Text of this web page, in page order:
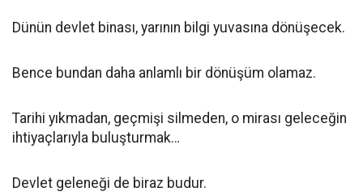
Dünün devlet binası, yarının bilgi yuvasına dönüşecek.
Bence bundan daha anlamlı bir dönüşüm olamaz.
Tarihi yıkmadan, geçmişi silmeden, o mirası geleceğin
ihtiyaçlarıyla buluşturmak…
Devlet geleneği de biraz budur.